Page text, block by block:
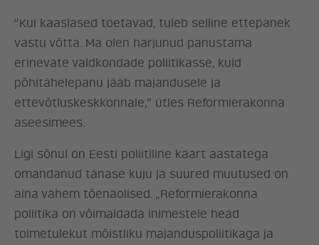
“Kui kaaslased toetavad, tuleb selline ettepanek
vastu võtta. Ma olen harjunud panustama
erinevate valdkondade poliitikasse, kuid
põhitähelepanu jääb majandusele ja
ettevõtluskeskkonnale,” ütles Reformierakonna
aseesimees.
Ligi sõnul on Eesti poliitiline kaart aastatega
omandanud tänase kuju ja suured muutused on
aina vähem tõenäolised. „Reformierakonna
poliitika on võimaldada inimestele head
toimetulekut mõistliku majanduspoliitikaga ja